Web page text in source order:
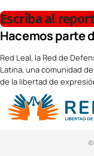
Escriba al
Hacemos parte
Red Leal, la Red de
Latina, una comunidad
de la libertad de
©